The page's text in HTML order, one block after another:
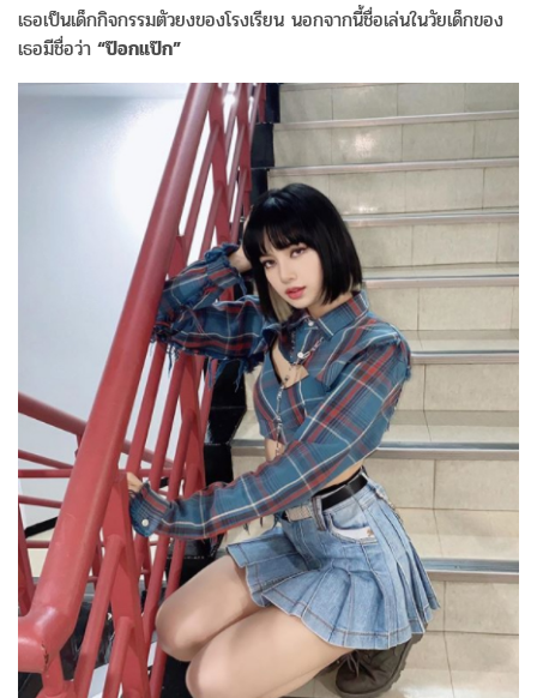
เธอเป็นเด็กกิจกรรมตัวยงของโรงเรียน นอกจากนี้ชื่อเล่นในวัยเด็กของ
เธอมีชื่อว่า “ป๊อกแป๊ก”